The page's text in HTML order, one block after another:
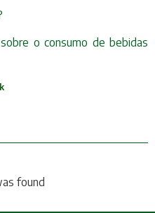
o consumo de bebidas
found